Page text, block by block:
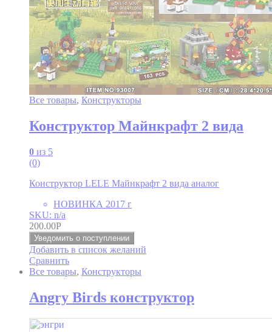
Все товары, Конструкторы
Конструктор Майнкрафт 2 вида
0 из 5
(0)
Конструктор LELE Майнкрафт 2 вида аналог
НОВИНКА 2017 г
SKU: n/a
200.00Р
Уведомить о поступлении
Добавить в список желаний
Сравнить
Все товары, Конструкторы
Angry Birds конструктор